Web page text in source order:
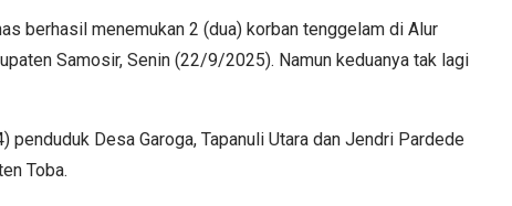
berhasil menemukan 2 (dua) korban tenggelam di Alur
Samosir, Senin (22/9/2025). Namun keduanya tak lagi
penduduk Desa Garoga, Tapanuli Utara dan Jendri Pardede
Toba.